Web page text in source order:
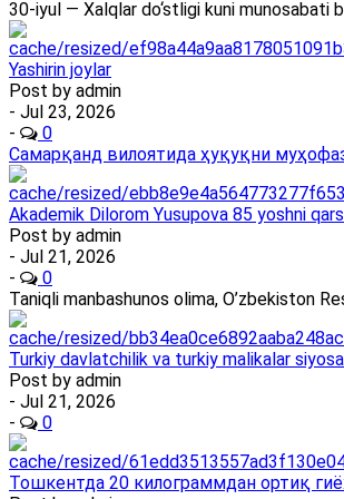
30-iyul — Xalqlar do‘stligi kuni munosabati
Yashirin joylar
Post by admin
- Jul 23, 2026
-
0
Самарқанд вилоятида ҳуқуқни
Akademik Dilorom Yusupova 85 yoshni
Post by admin
- Jul 21, 2026
-
0
Taniqli manbashunos olima, O’zbekiston
Turkiy davlatchilik va turkiy malikalar
Post by admin
- Jul 21, 2026
-
0
Тошкентда 20 килограммдан ортиқ